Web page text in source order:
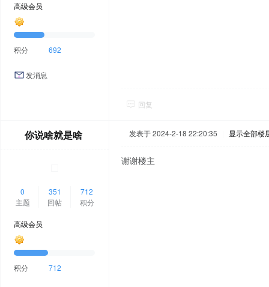
高级会员
积分 692
发消息
回复
你说啥就是啥
0
主题
351
回帖
712
积分
高级会员
积分 712
发表于 2024-2-18 22:20:35 显示全部楼
谢谢楼主